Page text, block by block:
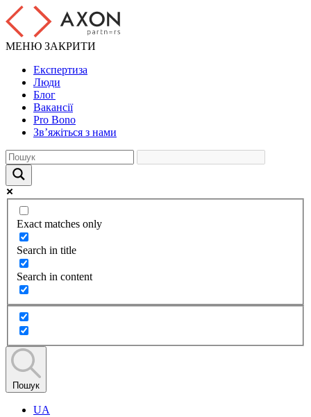
МЕНЮ ЗАКРИТИ
Експертиза
Люди
Блог
Вакансії
Pro Bono
Зв’яжіться з нами
Exact matches only
Search in title
Search in content
Пошук
UA